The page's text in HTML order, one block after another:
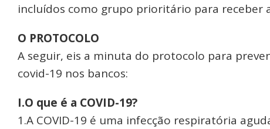
incluídos como grupo prioritário para receber
O PROTOCOLO
A seguir, eis a minuta do protocolo para
covid-19 nos bancos:
I.O que é a COVID-19?
1.A COVID-19 é uma infecção respiratória